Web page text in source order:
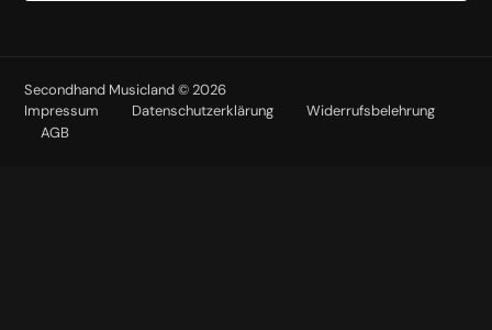
Secondhand Musicland © 2026
Impressum
Datenschutzerklärung
Widerrufsbelehrung
AGB